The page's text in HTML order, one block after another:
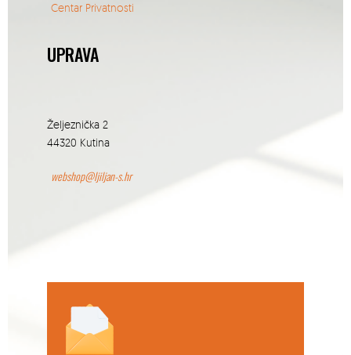
Centar Privatnosti
UPRAVA
Željeznička 2
44320 Kutina
webshop@ljiljan-s.hr